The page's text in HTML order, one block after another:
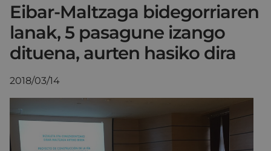
Eibar-Maltzaga bidegorriaren
lanak, 5 pasagune izango
dituena, aurten hasiko dira
2018/03/14